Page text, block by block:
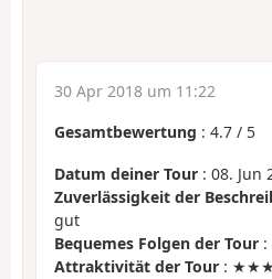
30 Apr 2018 um 11:22
Gesamtbewertung : 4.7 / 5
Datum deiner Tour : 08. Jun
Zuverlässigkeit der
gut
Bequemes Folgen der Tour
Attraktivität der Tour :